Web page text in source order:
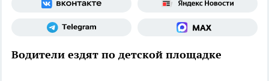
Водители ездят по детской площадке